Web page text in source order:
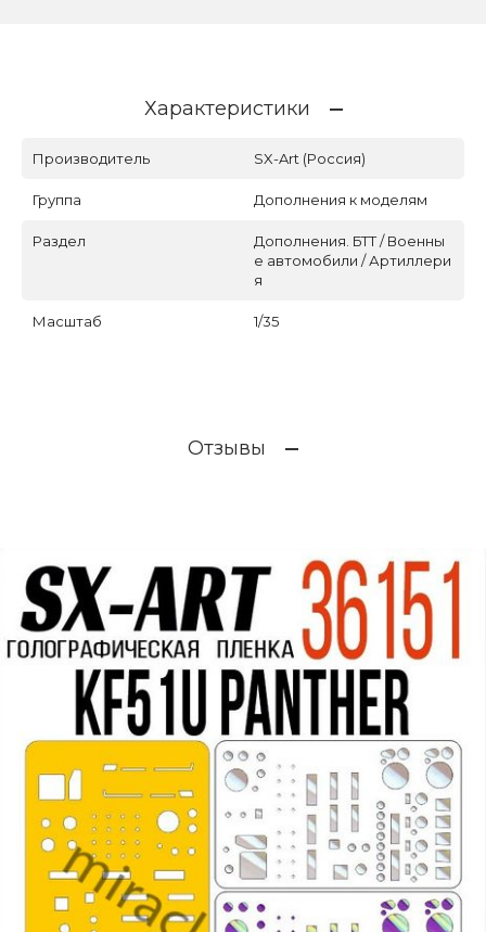
Характеристики
Производитель SX-Art (Россия)
Группа Дополнения к моделям
Раздел
Дополнения. БТТ / Военны
е автомобили / Артиллери
я
Масштаб 1/35
Отзывы